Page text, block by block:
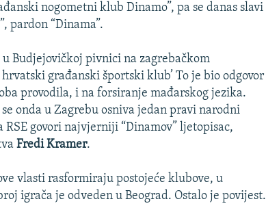
nogometni klub Dinamo”, pa se danas slavi
pardon “Dinama”.
u Budjejovičkoj pivnici na zagrebačkom
građanski športski klub’ To je bio odgovor
provodila, i na forsiranje mađarskog jezika.
onda u Zagrebu osniva jedan pravi narodni
RSE govori najvjerniji “Dinamov” ljetopisac,
Fredi Kramer.
vlasti rasformiraju postojeće klubove, u
igrača je odveden u Beograd. Ostalo je povijest.